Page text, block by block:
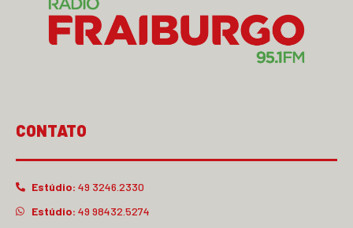
CONTATO
Estúdio: 49 3246.2330
Estúdio: 49 98432.5274